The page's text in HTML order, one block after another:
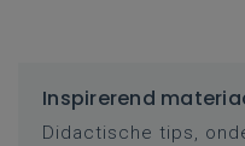
Inspirerend
Didactische tips,